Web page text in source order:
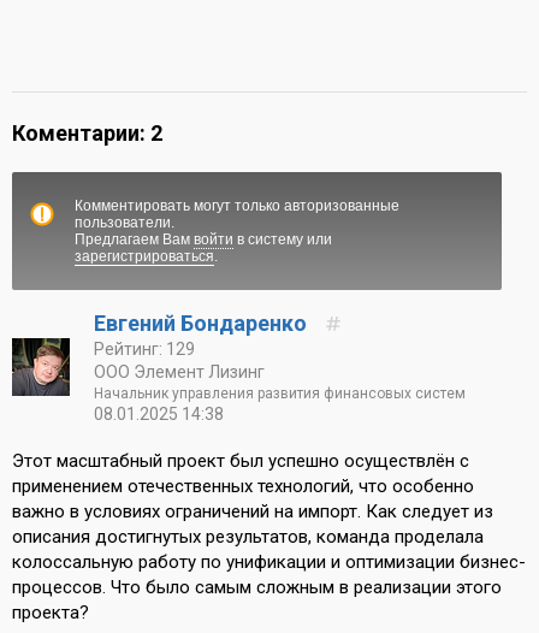
Коментарии: 2
Комментировать могут только авторизованные
пользователи.
Предлагаем Вам войти в систему или
зарегистрироваться.
Евгений Бондаренко
Рейтинг: 129
ООО Элемент Лизинг
Начальник управления развития финансовых систем
08.01.2025 14:38
Этот масштабный проект был успешно осуществлён с
применением отечественных технологий, что особенно
важно в условиях ограничений на импорт. Как следует из
описания достигнутых результатов, команда проделала
колоссальную работу по унификации и оптимизации бизнес-
процессов. Что было самым сложным в реализации этого
проекта?